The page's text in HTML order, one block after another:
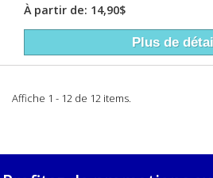
À partir de: 14,90$
Plus de
Affiche 1 - 12 de 12 items.